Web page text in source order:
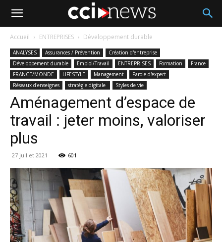
Accueil ENTREPRISES Développement durable
ANALYSES Assurances / Prévention
Création d'entreprise
Développement durable
Emploi/Travail ENTREPRISES Formation
France
FRANCE/MONDE
LIFESTYLE Management
Parole d'expert
Réseaux d'enseignes
stratégie digitale Styles de vie
Aménagement d’espace de
travail : jeter moins, valoriser
plus
27 juillet 2021 601